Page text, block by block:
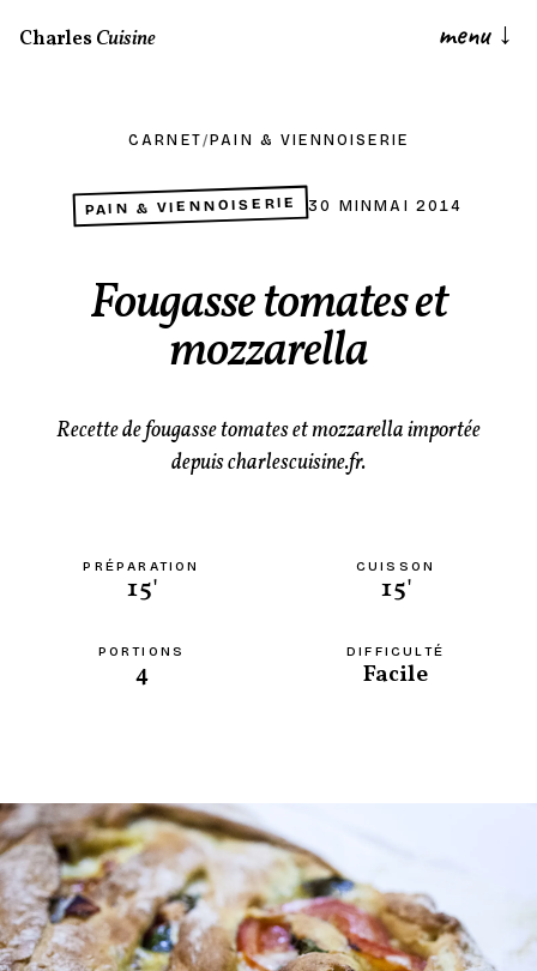
CharlesCuisine menu ↓
CARNET/ PAIN & VIENNOISERIE
PAIN & VIENNOISERIE 30 MINMAI 2014
Fougasse tomates et
mozzarella
Recette de fougasse tomates et mozzarella importée
depuis charlescuisine.fr.
PRÉPARATION
15'
CUISSON
15'
PORTIONS
4
DIFFICULTÉ
Facile